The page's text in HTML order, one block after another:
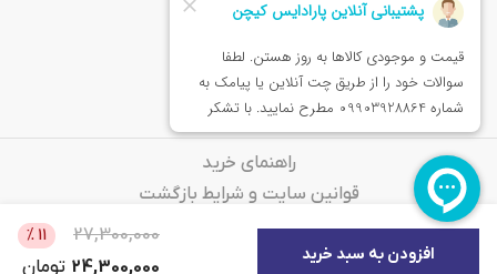
افزودن به سبد خرید
27,300,000
11
%
24,300,000 تومان
درباره‌ ما
تماس باما
خدمات مشتریان
راهنمای خرید
قوانین سایت و شرایط بازگشت
سوالات متداول